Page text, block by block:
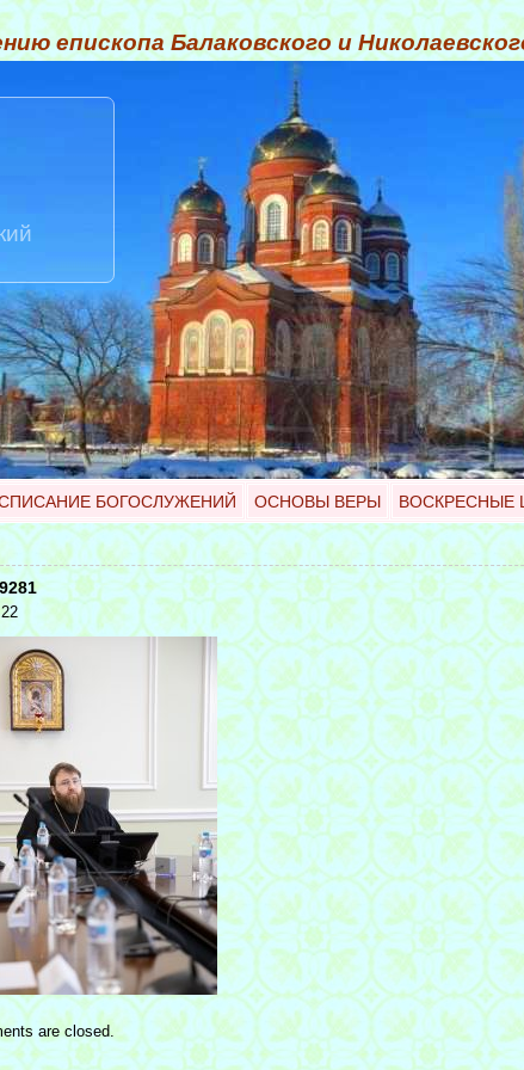
епископа Балаковского и
БОГОСЛУЖЕНИЙ ОСНОВЫ ВЕРЫ ВОСКРЕСНЫЕ
are closed.